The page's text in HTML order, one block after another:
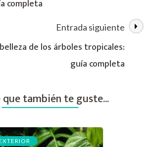
variedades
completa
Entrada siguiente
de los árboles tropicales:
guía completa
que también te guste...